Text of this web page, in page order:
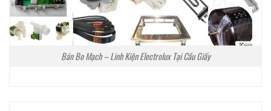
Bán Bo Mạch – Linh Kiện Electrolux Tại Cầu Giấy